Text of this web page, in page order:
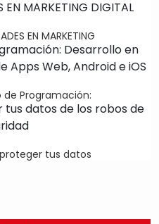
EN MARKETING
de Programación:
tus datos